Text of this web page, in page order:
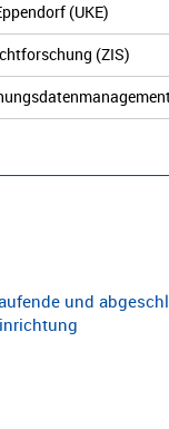
(UKE)
(ZIS)
und